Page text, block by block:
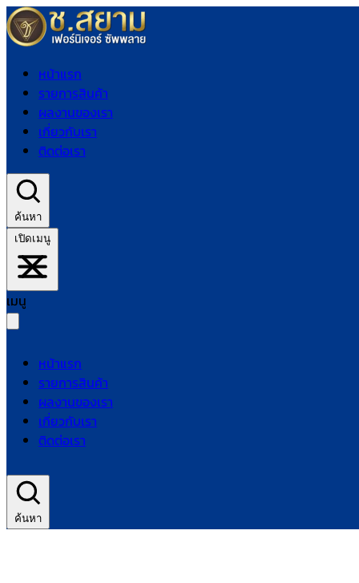
หน้าแรก
รายการสินค้า
ผลงานของเรา
เกี่ยวกับเรา
ติดต่อเรา
ค้นหา
เปิดเมนู
เมนู
หน้าแรก
รายการสินค้า
ผลงานของเรา
เกี่ยวกับเรา
ติดต่อเรา
ค้นหา